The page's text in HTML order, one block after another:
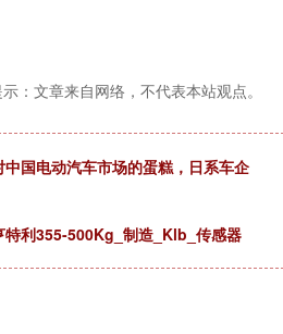
：文章来自网络，不代表本站观点。
国电动汽车市场的蛋糕，日系车企
特利355-500Kg_制造_Klb_传感器